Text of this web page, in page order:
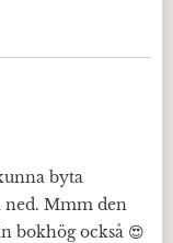
byta
ned. Mmm den
bokhög också 😍